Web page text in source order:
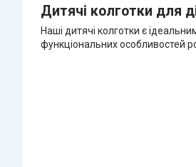
Дитячі колготки для
Наші дитячі колготки є
функціональних особливостей